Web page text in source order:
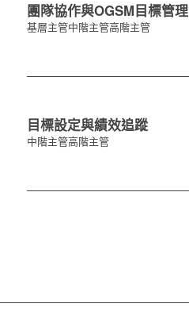
團隊協作與OGSM目標管理
基層主管中階主管高階主管
目標設定與績效追蹤
中階主管高階主管